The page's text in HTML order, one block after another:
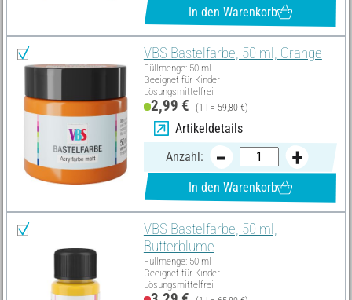
In den Warenkorb
VBS Bastelfarbe, 50 ml, Orange
Füllmenge: 50 ml
Geeignet für Kinder
Lösungsmittelfrei
2,99 € (1 l = 59,80 €)
Artikeldetails
Anzahl:
In den Warenkorb
VBS Bastelfarbe, 50 ml,
Butterblume
Füllmenge: 50 ml
Geeignet für Kinder
Lösungsmittelfrei